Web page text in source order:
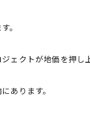
。
ェクトが地価を押し
あります。